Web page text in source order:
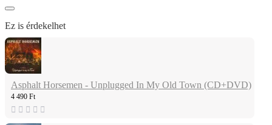
Ez is érdekelhet
Asphalt Horsemen - Unplugged In My Old Town (CD+DVD)
4 490 Ft